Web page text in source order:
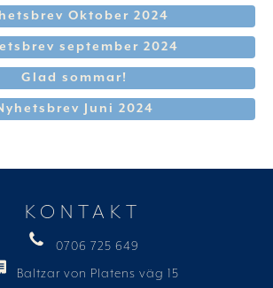
Oktober 2024
september 2024
Glad sommar!
Juni 2024
KONTAKT
0706 725 649
Baltzar von Platens väg 15